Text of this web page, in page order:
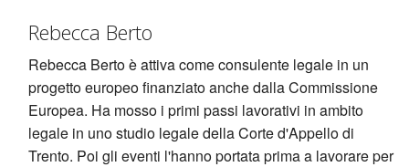
Rebecca Berto
Rebecca Berto è attiva come consulente legale in un
progetto europeo finanziato anche dalla Commissione
Europea. Ha mosso i primi passi lavorativi in ambito
legale in uno studio legale della Corte d'Appello di
Trento. Poi gli eventi l'hanno portata prima a lavorare per